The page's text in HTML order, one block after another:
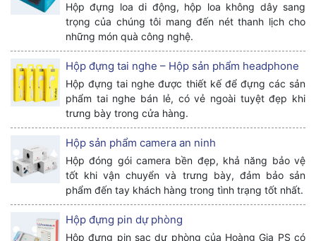
Hộp đựng loa di động, hộp loa không dây sang
trọng của chúng tôi mang đến nét thanh lịch cho
những món quà công nghệ.
Hộp đựng tai nghe – Hộp sản phẩm headphone
Hộp đựng tai nghe được thiết kế để đựng các sản
phẩm tai nghe bán lẻ, có vẻ ngoài tuyệt đẹp khi
trưng bày trong cửa hàng.
Hộp sản phẩm camera an ninh
Hộp đóng gói camera bền đẹp, khả năng bảo vệ
tốt khi vận chuyển và trưng bày, đảm bảo sản
phẩm đến tay khách hàng trong tình trạng tốt nhất.
Hộp đựng pin dự phòng
Hộp đựng pin sạc dự phòng của Hoàng Gia PS có